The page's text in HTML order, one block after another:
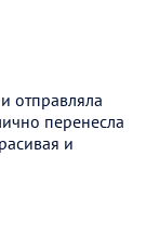
отправляла
перенесла
и